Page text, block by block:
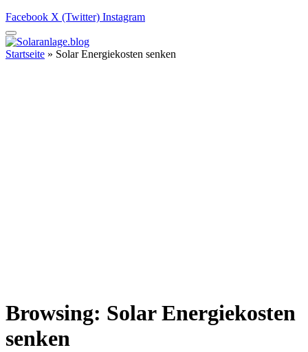
Facebook X (Twitter) Instagram
Startseite » Solar Energiekosten senken
Browsing: Solar Energiekosten
senken